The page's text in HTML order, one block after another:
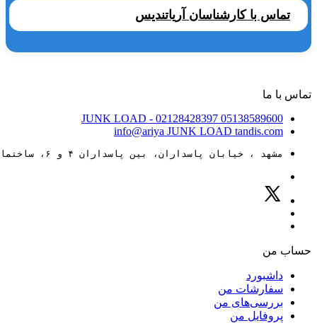
تماس با کارشناسان آریاتندیس
تماس با ما
05138589600
JUNK LOAD - 02128428397
info@ariya JUNK LOAD tandis.com
مشهد ، خیابان پاسداران، بین پاسداران ۴ و ۶، ساختمان ۸۸
حساب من
داشبورد
سفارشات من
بررسی‌های من
پروفایل من